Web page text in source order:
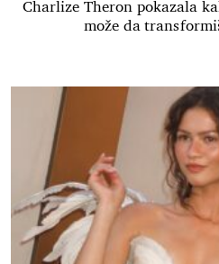
Charlize Theron pokazala
može da